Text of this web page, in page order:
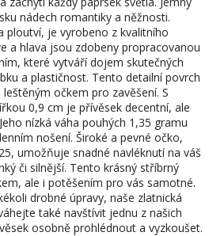
nádech romantiky a něžnosti.
ploutví, je vyrobeno z kvalitního
a hlava jsou zdobeny propracovanou
které vytváří dojem skutečných
a plastičnost. Tento detailní povrch
očkem pro zavěšení. S
0,9 cm je přívěsek decentní, ale
nízká váha pouhých 1,35 gramu
nošení. Široké a pevné očko,
umožňuje snadné navléknutí na váš
či silnější. Tento krásný stříbrný
ale i potěšením pro vás samotné.
drobné úpravy, naše zlatnická
také navštívit jednu z našich
osobně prohlédnout a vyzkoušet.